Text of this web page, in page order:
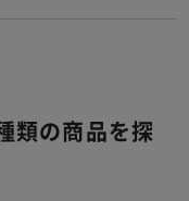
類の商品を探